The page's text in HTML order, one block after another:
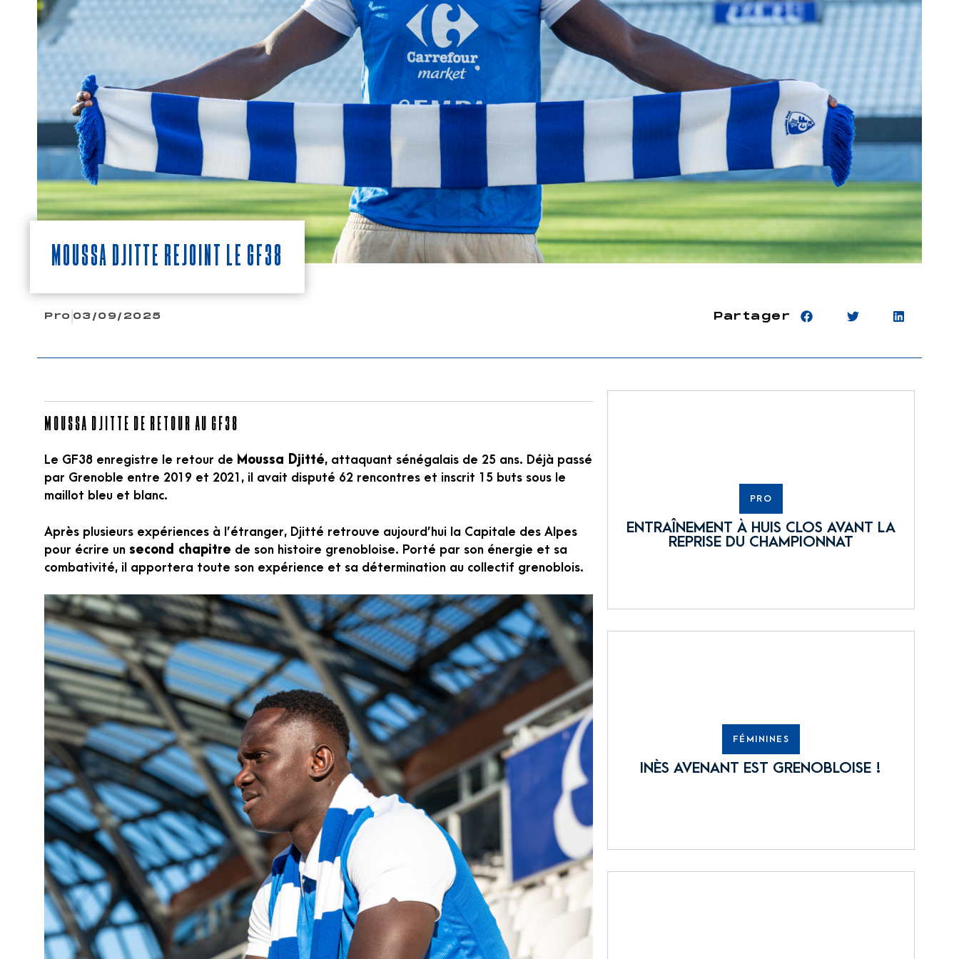
Moussa Djitté rejoint le GF38
Pro 03/09/2025 Partager
Moussa Djitté de retour au GF38
Le GF38 enregistre le retour de Moussa Djitté, attaquant sénégalais de 25 ans. Déjà passé
par Grenoble entre 2019 et 2021, il avait disputé 62 rencontres et inscrit 15 buts sous le
maillot bleu et blanc.
Après plusieurs expériences à l’étranger, Djitté retrouve aujourd’hui la Capitale des Alpes
pour écrire un second chapitre de son histoire grenobloise. Porté par son énergie et sa
combativité, il apportera toute son expérience et sa détermination au collectif grenoblois.
PRO
ENTRAÎNEMENT À HUIS CLOS AVANT LA
REPRISE DU CHAMPIONNAT
FÉMININES
INÈS AVENANT EST GRENOBLOISE !